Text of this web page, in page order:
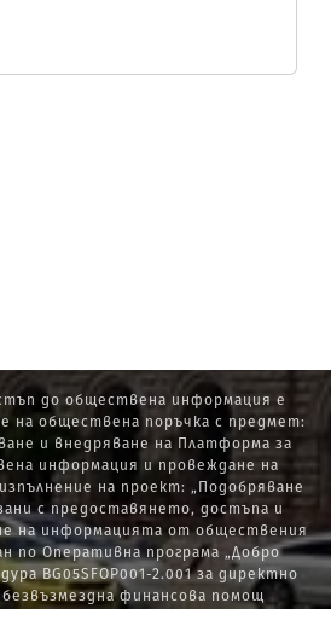
до обществена информация е
на обществена поръчка с предмет:
и внедряване на Платформа за
информация и провеждане на
на проект: „Подобряване
с предоставянето, достъпа и
на информацията от обществения
по Оперативна програма „Добро
BG05SFOP001-2.001 за директно
финансова помощ